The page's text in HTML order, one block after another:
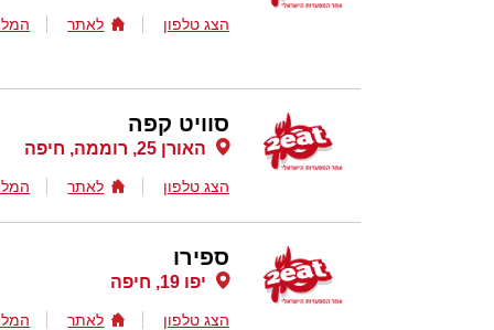
הצג טלפון לאתר
סוויט קפה
האורן 25, רוממה, חיפה
הצג טלפון לאתר
ספירו
יפו 19, חיפה
הצג טלפון לאתר